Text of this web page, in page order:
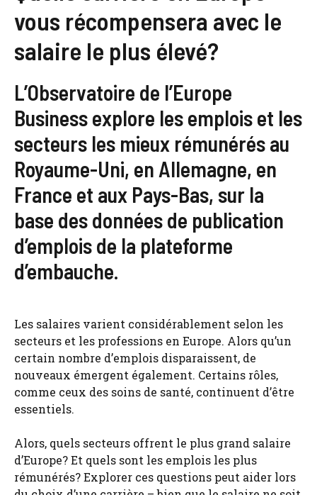
vous récompensera avec le
salaire le plus élevé?
L’Observatoire de l’Europe
Business explore les emplois et les
secteurs les mieux rémunérés au
Royaume-Uni, en Allemagne, en
France et aux Pays-Bas, sur la
base des données de publication
d’emplois de la plateforme
d’embauche.
Les salaires varient considérablement selon les
secteurs et les professions en Europe. Alors qu’un
certain nombre d’emplois disparaissent, de
nouveaux émergent également. Certains rôles,
comme ceux des soins de santé, continuent d’être
essentiels.
Alors, quels secteurs offrent le plus grand salaire
d’Europe? Et quels sont les emplois les plus
rémunérés? Explorer ces questions peut aider lors